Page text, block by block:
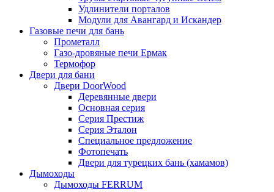
Удлинители порталов
Модули для Авангард и Искандер
Газовые печи для бань
Прометалл
Газо-дровяные печи Ермак
Термофор
Двери для бани
Двери DoorWood
Деревянные двери
Основная серия
Серия Престиж
Серия Эталон
Специальное предложение
Фотопечать
Двери для турецких бань (хамамов)
Дымоходы
Дымоходы FERRUM